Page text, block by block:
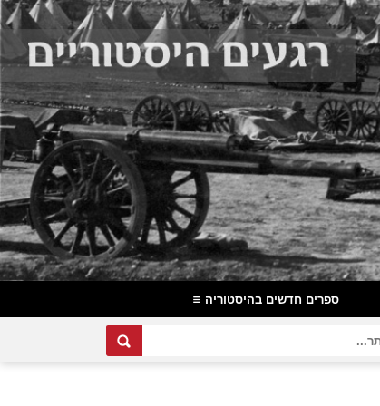
ספרים חדשים בהיסטוריה